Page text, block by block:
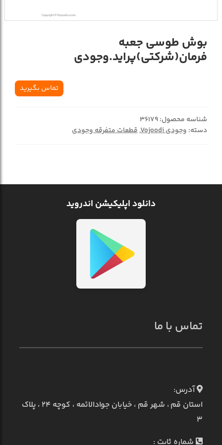
بوش طوسی جعبه
فرمان(شرکتی)پراید.وجودی
تماس بگیرید
شناسه محصول:36179
دسته: وجودی Vojoodi ,قطعات متفرقه وجودی
دانلود اپلیکیشن اندروید
تماس با ما
آدرس:
استان قم ، شهر قم ، خیابان جوادالائمه ، کوچه ۲۴ ، پلاک
۳
شماره ثابت :